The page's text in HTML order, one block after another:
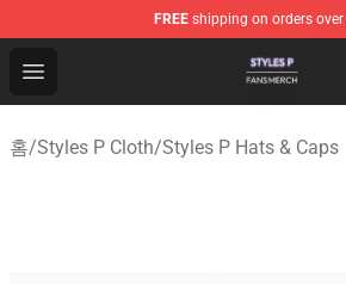
FREE shipping on orders
Open menu
Styles P Shop - Official Styles P
홈/Styles P Cloth/Styles P Hats & Caps